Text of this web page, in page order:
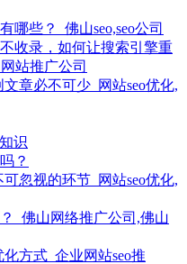
哪些？_佛山seo,seo公司
收录，如何让搜索引擎重
站推广公司
章必不可少_网站seo优化,
识
？
忽视的环节_网站seo优化,
_佛山网络推广公司,佛山
方式_企业网站seo推